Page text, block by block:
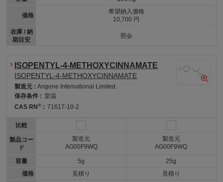
価格
在庫 / 納
期目安
希望納入価格
10,700 円
照会
ISOPENTYL-4-METHOXYCINNAMATE
ISOPENTYL-4-METHOXYCINNAMATE
製造元 :Angene International Limited.
保存条件 : 室温
CAS RN® : 71617-10-2
比較
製品コー
ド
容量
価格
製造元
AG00F9WQ
5g
見積り
製造元
AG00F9WQ
25g
見積り